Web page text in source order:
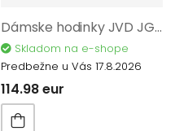
Dámske hodinky JVD JG1001.2
Skladom na e-shope
Predbežne u Vás 17.8.2026
114.98 eur